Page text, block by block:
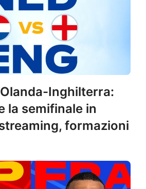
Inghilterra:
la semifinale in
formazioni